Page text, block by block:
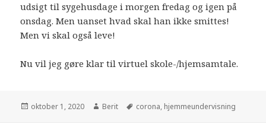
udsigt til sygehusdage i morgen fredag og igen på
onsdag. Men uanset hvad skal han ikke smittes!
Men vi skal også leve!
Nu vil jeg gøre klar til virtuel skole-/hjemsamtale.
oktober 1, 2020 Berit corona, hjemmeundervisning